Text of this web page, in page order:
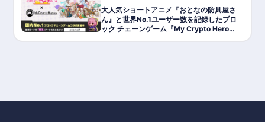
大人気ショートアニメ『おとなの防具屋さ
ん』と世界No.1ユーザー数を記録したブロ
ック チェーンゲーム『My Crypto Heroe